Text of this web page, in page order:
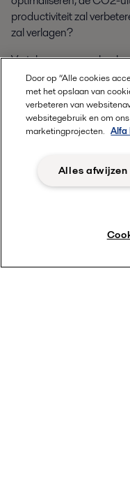
productiviteit zal
zal verlagen?
Vertel ons over uw
en de economische
rest doen. Ontdek
behulp van ons unieke
De besparing
Door op “Alle cookies
met het opslaan van
verbeteren van
websitegebruik en om
marketingprojecten. Alfa
Alles afwijzen